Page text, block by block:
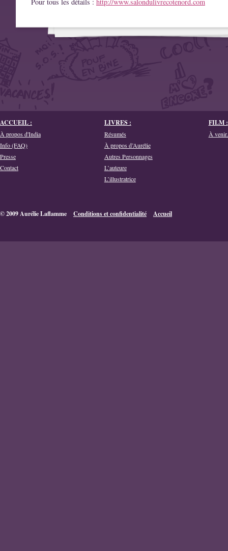
ACCUEIL :
À propos d'India
Info (FAQ)
Presse
Contact
LIVRES :
Résumés
À propos d’Aurélie
Autres Personnages
L’auteure
L’illustratrice
FILM :
À
© 2009 Aurélie Laflamme Conditions et confidentialité Accueil